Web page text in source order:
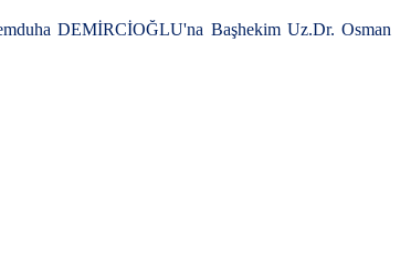
DEMİRCİOĞLU'na Başhekim Uz.Dr. Osman